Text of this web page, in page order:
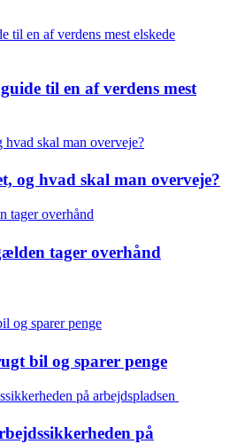
til en af verdens mest
og hvad skal man overveje?
tager overhånd
bil og sparer penge
på